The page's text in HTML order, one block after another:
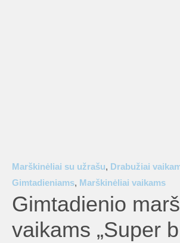
Marškinėliai su užrašu, Drabužiai
Gimtadieniams, Marškinėliai vaikams
Gimtadienio
vaikams „Super